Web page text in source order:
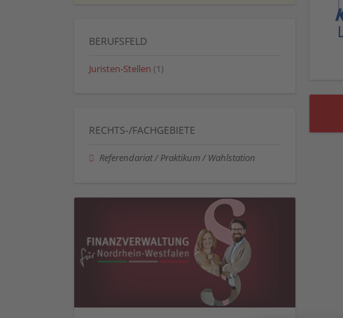
BERUFSFELD
Juristen-Stellen (1)
RECHTS-/FACHGEBIETE
Referendariat / Praktikum / Wahlstation